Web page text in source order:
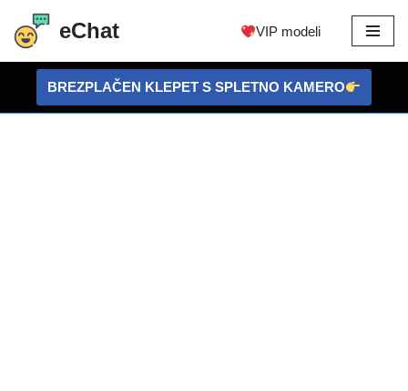
Preskoči
vsebino
eChat VIP modeli
BREZPLAČEN KLEPET S SPLETNO KAMERO